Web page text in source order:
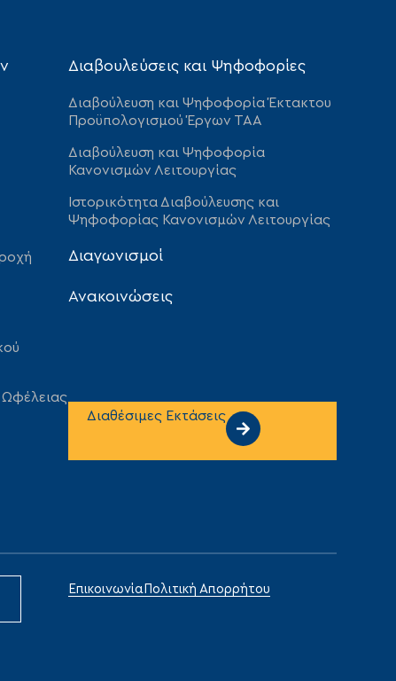
Διαβουλεύσεις και Ψηφοφορίες
Διαβούλευση και Ψηφοφορία Έκτακτου
Προϋπολογισμού Έργων ΤΑΑ
Διαβούλευση και Ψηφοφορία
Κανονισμών Λειτουργίας
Ιστορικότητα Διαβούλευσης και
Ψηφοφορίας Κανονισμών Λειτουργίας
Διαγωνισμοί
Ανακοινώσεις
Διαθέσιμες Εκτάσεις
Επικοινωνία Πολιτική Απορρήτου